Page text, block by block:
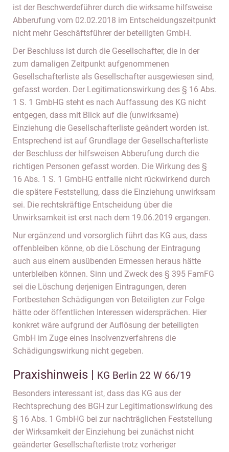
ist der Beschwerdeführer durch die wirksame hilfsweise
Abberufung vom 02.02.2018 im Entscheidungszeitpunkt
nicht mehr Geschäftsführer der beteiligten GmbH.
Der Beschluss ist durch die Gesellschafter, die in der
zum damaligen Zeitpunkt aufgenommenen
Gesellschafterliste als Gesellschafter ausgewiesen sind,
gefasst worden. Der Legitimationswirkung des § 16 Abs.
1 S. 1 GmbHG steht es nach Auffassung des KG nicht
entgegen, dass mit Blick auf die (unwirksame)
Einziehung die Gesellschafterliste geändert worden ist.
Entsprechend ist auf Grundlage der Gesellschafterliste
der Beschluss der hilfsweisen Abberufung durch die
richtigen Personen gefasst worden. Die Wirkung des §
16 Abs. 1 S. 1 GmbHG entfalle nicht rückwirkend durch
die spätere Feststellung, dass die Einziehung unwirksam
sei. Die rechtskräftige Entscheidung über die
Unwirksamkeit ist erst nach dem 19.06.2019 ergangen.
Nur ergänzend und vorsorglich führt das KG aus, dass
offenbleiben könne, ob die Löschung der Eintragung
auch aus einem ausübenden Ermessen heraus hätte
unterbleiben können. Sinn und Zweck des § 395 FamFG
sei die Löschung derjenigen Eintragungen, deren
Fortbestehen Schädigungen von Beteiligten zur Folge
hätte oder öffentlichen Interessen widersprächen. Hier
konkret wäre aufgrund der Auflösung der beteiligten
GmbH im Zuge eines Insolvenzverfahrens die
Schädigungswirkung nicht gegeben.
Praxishinweis | KG Berlin 22 W 66/19
Besonders interessant ist, dass das KG aus der
Rechtsprechung des BGH zur Legitimationswirkung des
§ 16 Abs. 1 GmbHG bei zur nachträglichen Feststellung
der Wirksamkeit der Einziehung bei zunächst nicht
geänderter Gesellschafterliste trotz vorheriger